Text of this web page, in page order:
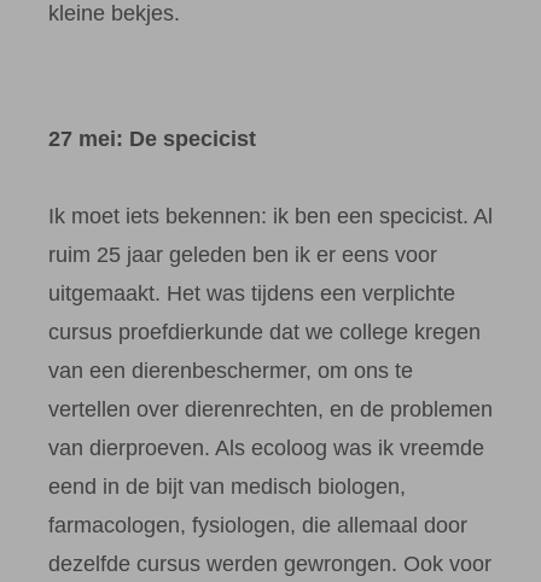
kleine bekjes.
27 mei: De specicist
Ik moet iets bekennen: ik ben een specicist. Al
ruim 25 jaar geleden ben ik er eens voor
uitgemaakt. Het was tijdens een verplichte
cursus proefdierkunde dat we college kregen
van een dierenbeschermer, om ons te
vertellen over dierenrechten, en de problemen
van dierproeven. Als ecoloog was ik vreemde
eend in de bijt van medisch biologen,
farmacologen, fysiologen, die allemaal door
dezelfde cursus werden gewrongen. Ook voor